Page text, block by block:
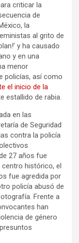
criticar la
de
la
al grito de
y ha causado
y en una
menor
policías, así como
el inicio de la
estallido de rabia.
en las
de Seguridad
contra la policía
27 años fue
histórico, el
fue agredida por
policía abusó de
Frente a
han
de género